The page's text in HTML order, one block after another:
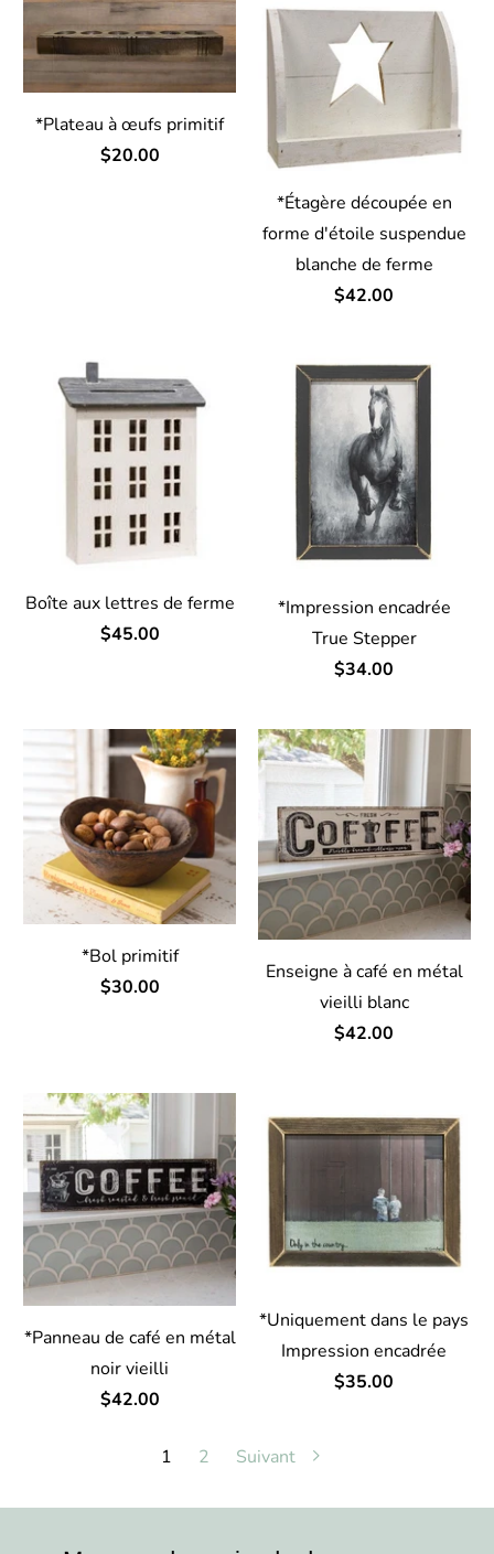
*Plateau à œufs primitif
$20.00
*Étagère découpée en
forme d'étoile suspendue
blanche de ferme
$42.00
Boîte aux lettres de ferme
$45.00
*Impression encadrée
True Stepper
$34.00
*Bol primitif
$30.00
Enseigne à café en métal
vieilli blanc
$42.00
*Panneau de café en métal
noir vieilli
$42.00
*Uniquement dans le pays
Impression encadrée
$35.00
1 2 Suivant